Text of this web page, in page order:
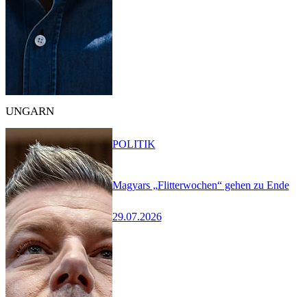
UNGARN
Magyars „Flitterwochen“ gehen zu Ende
29.07.2026
POLITIK